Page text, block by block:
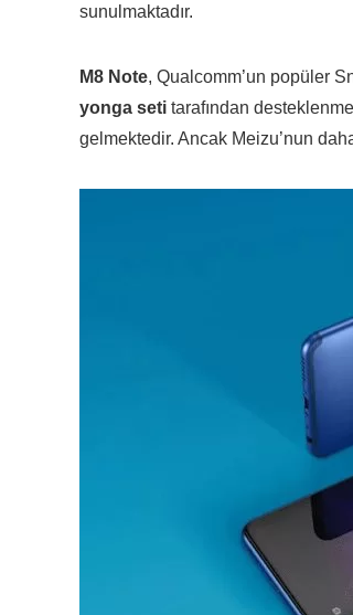
sunulmaktadır.
M8 Note, Qualcomm’un popüler
yonga seti tarafından
gelmektedir. Ancak Meizu’nun